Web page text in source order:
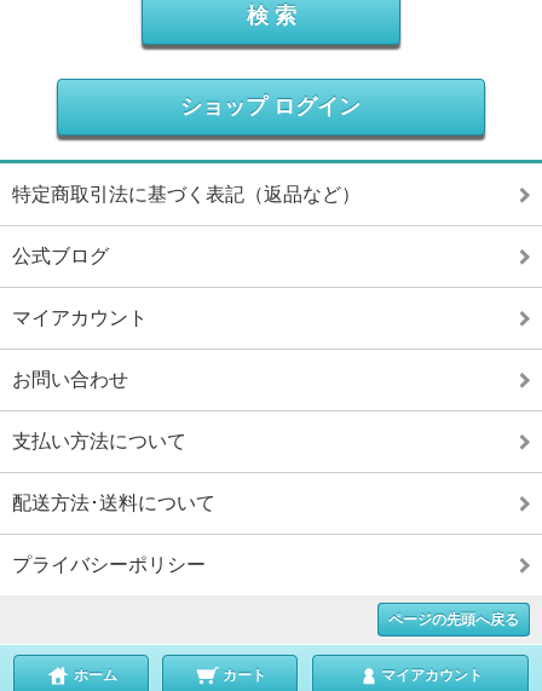
ショップ ログイン
特定商取引法に基づく表記（返品など）
公式ブログ
マイアカウント
お問い合わせ
支払い方法について
配送方法･送料について
プライバシーポリシー
ページの先頭へ戻る
ホーム カート マイアカウント